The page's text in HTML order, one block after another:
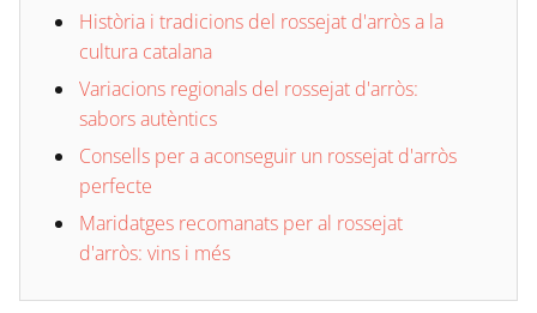
Història i tradicions del rossejat d'arròs a la
cultura catalana
Variacions regionals del rossejat d'arròs:
sabors autèntics
Consells per a aconseguir un rossejat d'arròs
perfecte
Maridatges recomanats per al rossejat
d'arròs: vins i més